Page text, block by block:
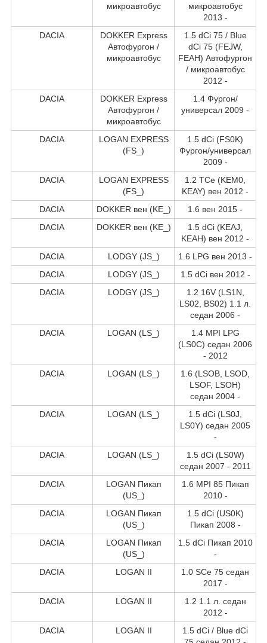
микроавтобус
микроавтобус
2013 -
DACIA
DOKKER Express
Автофургон /
микроавтобус
1.5 dCi 75 / Blue
dCi 75 (FEJW,
FEAH) Автофургон
/ микроавтобус
2012 -
DACIA
DOKKER Express
Автофургон /
микроавтобус
1.4 Фургон/
универсал 2009 -
DACIA
LOGAN EXPRESS
(FS_)
1.5 dCi (FS0K)
Фургон/универсал
2009 -
DACIA
LOGAN EXPRESS
(FS_)
1.2 TCe (KEM0,
KEAY) вен 2012 -
DACIA
DOKKER вен (KE_)
1.6 вен 2015 -
DACIA
DOKKER вен (KE_)
1.5 dCi (KEAJ,
KEAH) вен 2012 -
DACIA
LODGY (JS_)
1.6 LPG вен 2013 -
DACIA
LODGY (JS_)
1.5 dCi вен 2012 -
DACIA
LODGY (JS_)
1.2 16V (LS1N,
LS02, BS02) 1.1 л.
седан 2006 -
DACIA
LOGAN (LS_)
1.4 MPI LPG
(LS0C) седан 2006
- 2012
DACIA
LOGAN (LS_)
1.6 (LSOB, LSOD,
LSOF, LSOH)
седан 2004 -
DACIA
LOGAN (LS_)
1.5 dCi (LS0J,
LS0Y) седан 2005
-
DACIA
LOGAN (LS_)
1.5 dCi (LS0W)
седан 2007 - 2011
DACIA
LOGAN Пикап
(US_)
1.6 MPI 85 Пикап
2010 -
DACIA
LOGAN Пикап
(US_)
1.5 dCi (US0K)
Пикап 2008 -
DACIA
LOGAN Пикап
(US_)
1.5 dCi Пикап 2010
-
DACIA
LOGAN II
1.0 SCe 75 седан
2017 -
DACIA
LOGAN II
1.2 1.1 л. седан
2012 -
DACIA
LOGAN II
1.5 dCi / Blue dCi